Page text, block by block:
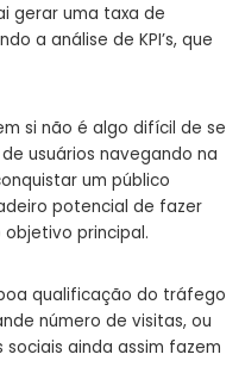
gerar uma taxa de
a análise de KPI’s, que
si não é algo difícil de se
usuários navegando na
um público
potencial de fazer
principal.
qualificação do tráfego
número de visitas, ou
ainda assim fazem